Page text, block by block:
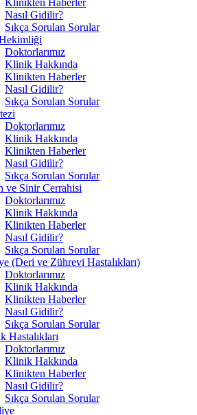
Nasıl Gidilir?
Sıkça Sorulan Sorular
Doktorlarımız
Klinik Hakkında
Klinikten Haberler
Nasıl Gidilir?
Sıkça Sorulan Sorular
Doktorlarımız
Klinik Hakkında
Klinikten Haberler
Nasıl Gidilir?
Sıkça Sorulan Sorular
ve Sinir Cerrahisi
Doktorlarımız
Klinik Hakkında
Klinikten Haberler
Nasıl Gidilir?
Sıkça Sorulan Sorular
(Deri ve Zührevi Hastalıkları)
Doktorlarımız
Klinik Hakkında
Klinikten Haberler
Nasıl Gidilir?
Sıkça Sorulan Sorular
Hastalıkları
Doktorlarımız
Klinik Hakkında
Klinikten Haberler
Nasıl Gidilir?
Sıkça Sorulan Sorular